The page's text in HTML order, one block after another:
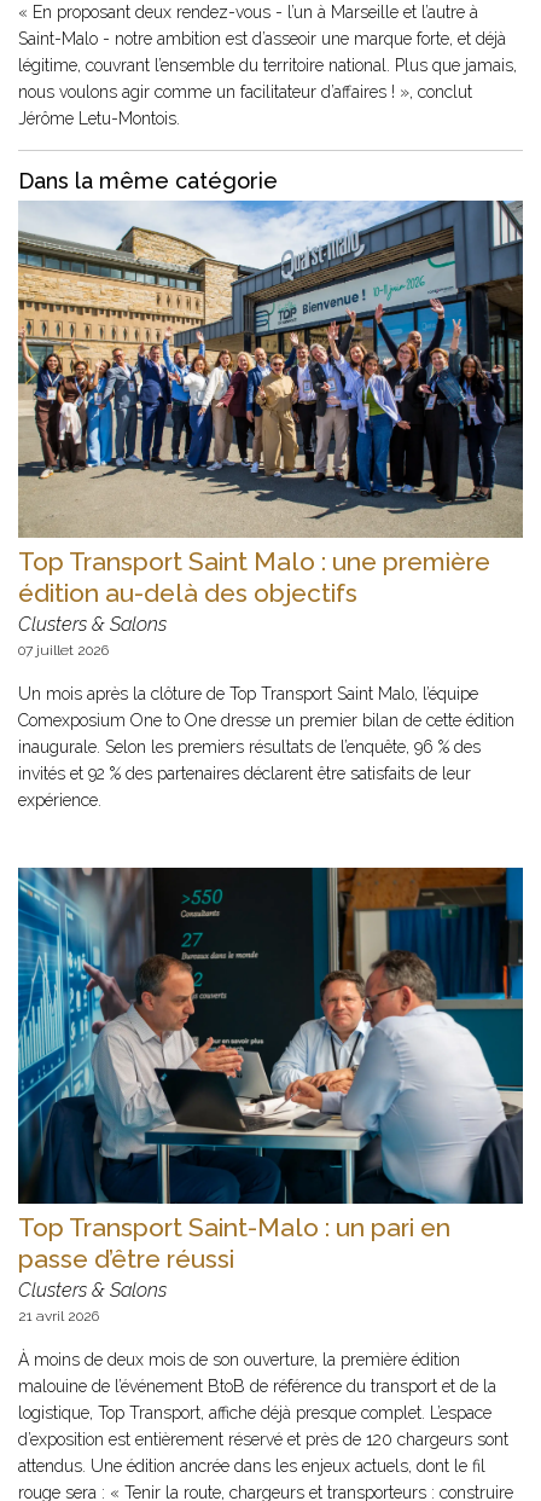
« En proposant deux rendez-vous - l’un à Marseille et l’autre à
Saint-Malo - notre ambition est d’asseoir une marque forte, et déjà
légitime, couvrant l’ensemble du territoire national. Plus que jamais,
nous voulons agir comme un facilitateur d’affaires ! », conclut
Jérôme Letu-Montois.
Dans la même catégorie
Top Transport Saint Malo : une première
édition au-delà des objectifs
Clusters & Salons
07 juillet 2026
Un mois après la clôture de Top Transport Saint Malo, l’équipe
Comexposium One to One dresse un premier bilan de cette édition
inaugurale. Selon les premiers résultats de l’enquête, 96 % des
invités et 92 % des partenaires déclarent être satisfaits de leur
expérience.
Top Transport Saint-Malo : un pari en
passe d’être réussi
Clusters & Salons
21 avril 2026
À moins de deux mois de son ouverture, la première édition
malouine de l’événement BtoB de référence du transport et de la
logistique, Top Transport, affiche déjà presque complet. L’espace
d’exposition est entièrement réservé et près de 120 chargeurs sont
attendus. Une édition ancrée dans les enjeux actuels, dont le fil
rouge sera : « Tenir la route, chargeurs et transporteurs : construire